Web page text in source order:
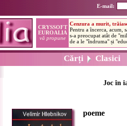
E-mail:
Cărți Clasici
Joc în
poeme